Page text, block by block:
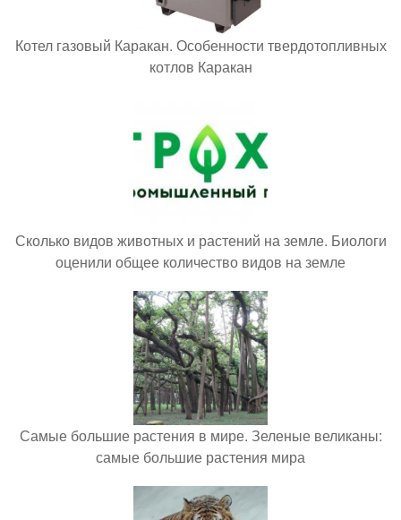
Котел газовый Каракан. Особенности твердотопливных
котлов Каракан
Сколько видов животных и растений на земле. Биологи
оценили общее количество видов на земле
Самые большие растения в мире. Зеленые великаны:
самые большие растения мира